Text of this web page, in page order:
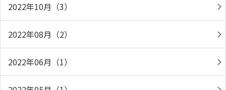
2022年10月（3）
2022年08月（2）
2022年06月（1）